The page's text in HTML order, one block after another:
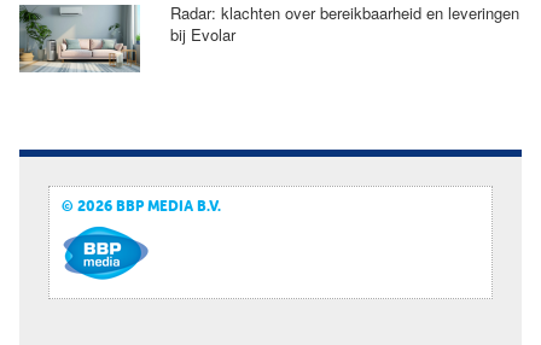
Radar: klachten over bereikbaarheid en leveringen
bij Evolar
© 2026 BBP MEDIA B.V.